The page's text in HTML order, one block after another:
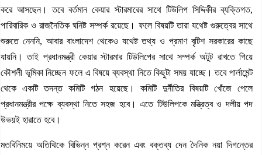
করে আসছেন। তবে বর্তমান কেয়ার স্টারমারের সাথে টিউলিপ সিদ্দিকীর ব্যক্তিগত,
পারিবারিক ও রাজনৈতিক ঘনিষ্ট সম্পর্ক রয়েছে। ফলে বিষয়টি তারা যথেষ্ট গুরুত্বের সাথে
শুরুতে নেননি, আবার বাংলাদেশ থেকেও যথেষ্ট তথ্য ও প্রমাণ বৃটিশ সরকারের কাছে
যায়নি। তাই প্রধানমন্ত্রী কেয়ার স্টারমার টিউলিপের সাথে সম্পর্ক অটুট রাখতে গিয়ে
কৌশলী ভূমিকা নিচ্ছেন ফলে এ বিষয়ে ব্যবস্থা নিতে কিছুটা সময় যাচ্ছে। তবে পার্লামেন্ট
থেকে একটি তদন্ত কমিটি গঠন হয়েছে। কমিটি দুর্নীতির বিষয়টি খোঁজে পেলে
প্রধানমন্ত্রীর পক্ষে ব্যবস্থা নিতে সহজ হবে। এতে টিউলিপকে মন্ত্রিত্ব ও দলীয় পদ
উভয়ই হারাতে হবে।
মতবিনিময়ে অতিথিকে বিভিন্ন প্রশ্ন করেন এবং বক্তব্য দেন দৈনিক নয়া দিগন্তের